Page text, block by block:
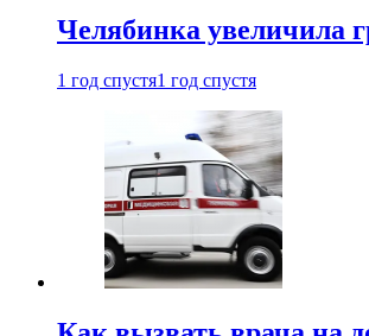
Челябинка увеличила
1 год спустя1 год спустя